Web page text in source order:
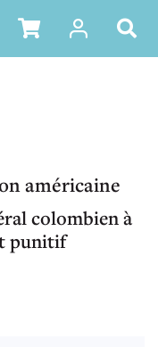
américaine
colombien à
punitif